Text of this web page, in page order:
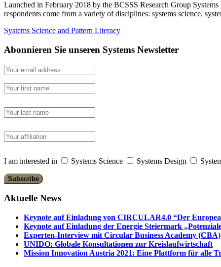
Launched in February 2018 by the BCSSS Research Group
respondents come from a variety of disciplines: systems science,
Systems Science and Pattern Literacy
Abonnieren Sie unseren Systems Newsletter
I am interested in Systems Science Systems Design
Aktuelle News
Keynote auf Einladung von CIRCULAR4.0 “Der
Keynote auf Einladung der Energie Steiermark
Experten-Interview mit Circular Business Academy
UNIDO: Globale Konsultationen zur Kreislaufwirtschaft
Mission Innovation Austria 2021: Eine Plattform für alle